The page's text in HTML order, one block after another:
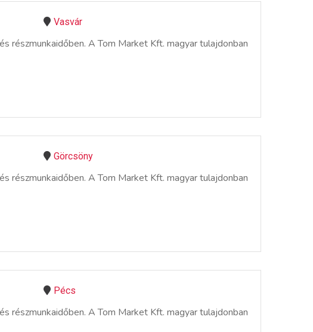
Vasvár
részmunkaidőben. A Tom Market Kft. magyar tulajdonban
Görcsöny
részmunkaidőben. A Tom Market Kft. magyar tulajdonban
Pécs
részmunkaidőben. A Tom Market Kft. magyar tulajdonban